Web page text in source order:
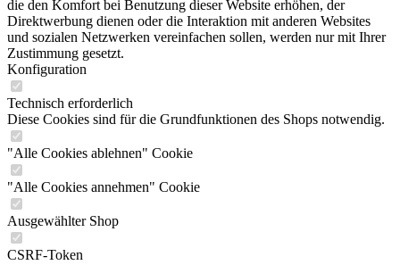
die den Komfort bei Benutzung dieser Website erhöhen, der
Direktwerbung dienen oder die Interaktion mit anderen Websites
und sozialen Netzwerken vereinfachen sollen, werden nur mit Ihrer
Zustimmung gesetzt.
Konfiguration
Technisch erforderlich
Diese Cookies sind für die Grundfunktionen des Shops notwendig.
"Alle Cookies ablehnen" Cookie
"Alle Cookies annehmen" Cookie
Ausgewählter Shop
CSRF-Token